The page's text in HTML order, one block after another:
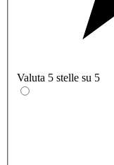
Valuta 5 stelle su 5